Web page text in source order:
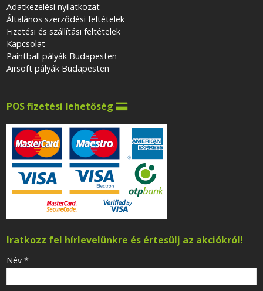
Adatkezelési nyilatkozat
Általános szerződési feltételek
Fizetési és szállítási feltételek
Kapcsolat
Paintball pályák Budapesten
Airsoft pályák Budapesten
POS fizetési lehetőség 
Iratkozz fel hírlevelünkre és értesülj az akciókról!
-Név *